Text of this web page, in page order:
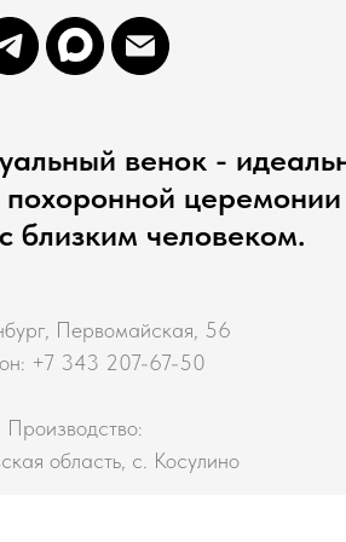
венок -
близким человеком.
Первомайская, 56
+7 343 207-67-50
Производство:
область, с. Косулино